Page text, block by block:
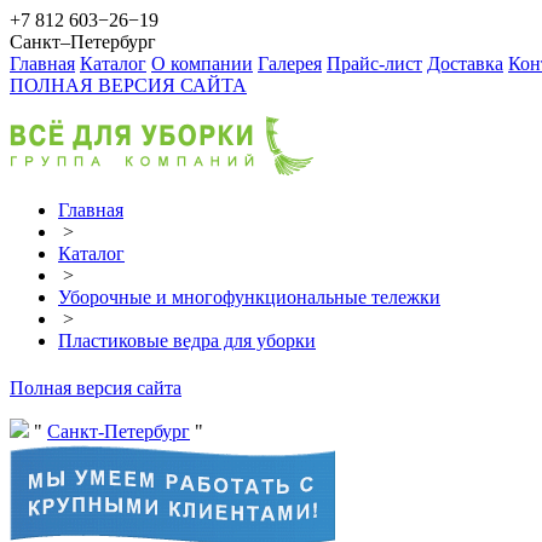
+7 812 603−26−19
Санкт–Петербург
Главная Каталог О компании Галерея Прайс-лист Доставка
ПОЛНАЯ ВЕРСИЯ САЙТА
Главная
>
Каталог
>
Уборочные и многофункциональные тележки
>
Пластиковые ведра для уборки
Полная версия сайта
Санкт-Петербург